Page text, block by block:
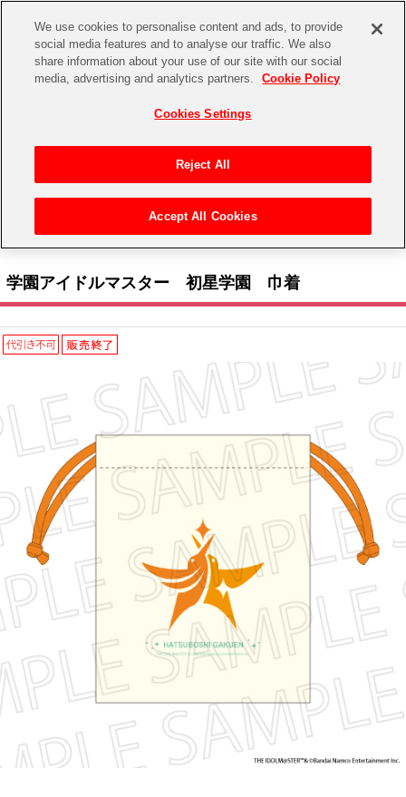
CHANNEL STORE EVENT
ゲーム 電子書籍
CD / Blu-ray
EVENT
ASOBI TICKET
その他先行受付
プレミアム会員とは
アイドルマスターシリーズ
アイドルマスター
アイドルマスター シャイニーカラーズ
学園アイドルマスター
プロジェクトアイマス ヴイアライヴ
テイルズ オブ シリーズ
電音部
鉄拳
太鼓の達人
ACE COMBAT
パックマン
ナムコクラシック
スサノオマジック
イベントグッズ
トイ・ホビー
アイドルマスター シリーズ>学園アイドルマスター
学園アイドルマスター 初星学園 巾着
We use cookies to personalise content and ads, to provide
social media features and to analyse our traffic. We also
share information about your use of our site with our social
media, advertising and analytics partners.
Cookie Policy
Cookies Settings
Reject All
Accept All Cookies